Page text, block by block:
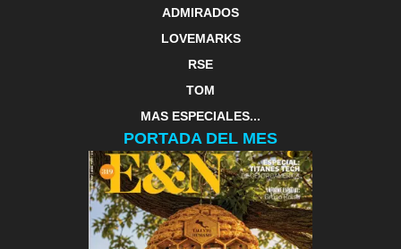
ADMIRADOS
LOVEMARKS
RSE
TOM
MAS ESPECIALES...
PORTADA DEL MES